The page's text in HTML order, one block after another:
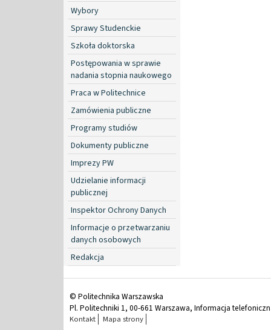
Wybory
Sprawy Studenckie
Szkoła doktorska
Postępowania w sprawie
nadania stopnia naukowego
Praca w Politechnice
Zamówienia publiczne
Programy studiów
Dokumenty publiczne
Imprezy PW
Udzielanie informacji
publicznej
Inspektor Ochrony Danych
Informacje o przetwarzaniu
danych osobowych
Redakcja
© Politechnika Warszawska
Pl. Politechniki 1, 00-661 Warszawa, Informacja
Kontakt Mapa strony